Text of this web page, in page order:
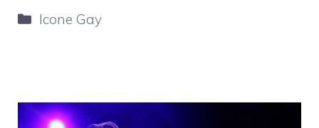
Categorie
Icone Gay